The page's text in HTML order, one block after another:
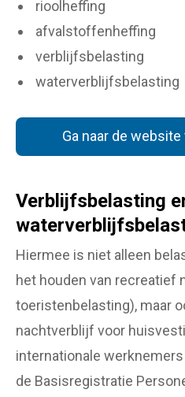
rioolheffing
afvalstoffenheffing
verblijfsbelasting
waterverblijfsbelasting
Ga naar de website
Verblijfsbelasting
Hiermee is niet alleen
het houden van recreatief
toeristenbelasting), maar
nachtverblijf voor
internationale
de Basisregistratie